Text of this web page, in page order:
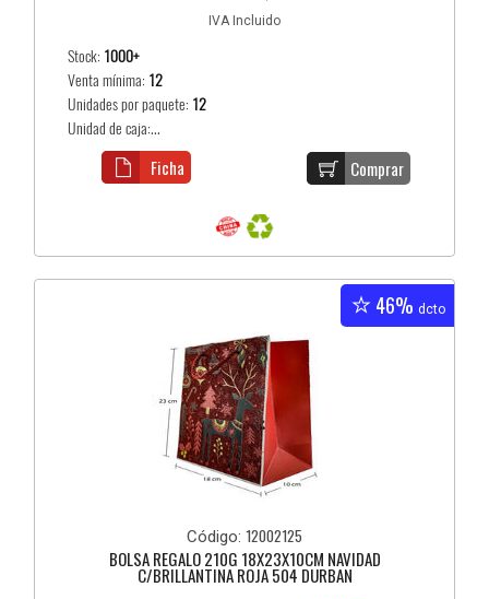
IVA Incluido
Stock: 1000+
Venta mínima: 12
Unidades por paquete: 12
Unidad de caja:...
Comprar
Ficha
46% dcto
Código: 12002125
BOLSA REGALO 210G 18X23X10CM NAVIDAD
C/BRILLANTINA ROJA 504 DURBAN